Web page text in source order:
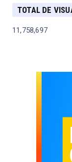
TOTAL DE
11,758,697